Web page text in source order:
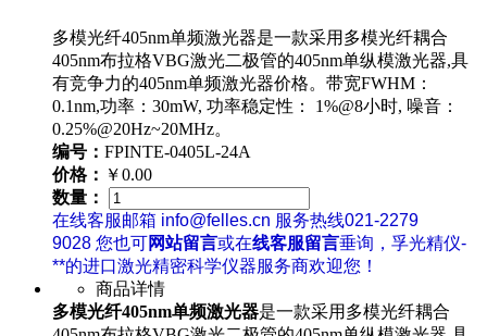
多模光纤405nm单频激光器是一款采用多模光纤耦合
405nm布拉格VBG激光二极管的405nm单纵模激光器,具
有竞争力的405nm单频激光器价格。带宽FWHM：
0.1nm,功率：30mW, 功率稳定性： 1%@8小时, 噪音：
0.25%@20Hz~20MHz。
编号： FPINTE-0405L-24A
价格： ￥0.00
数量：
在线客服邮箱 info@felles.cn 服务热线021-2279
9028 您也可网站留言或在线客服留言垂询，孚光精仪-
**的进口激光精密科学仪器服务商欢迎您！
商品详情
多模光纤405nm单频激光器是一款采用多模光纤耦合